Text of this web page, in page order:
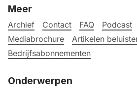
Meer
Archief Contact FAQ Podcast
Mediabrochure
Artikelen
Bedrijfsabonnementen
Onderwerpen